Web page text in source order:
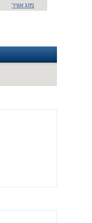
מזג אוויר